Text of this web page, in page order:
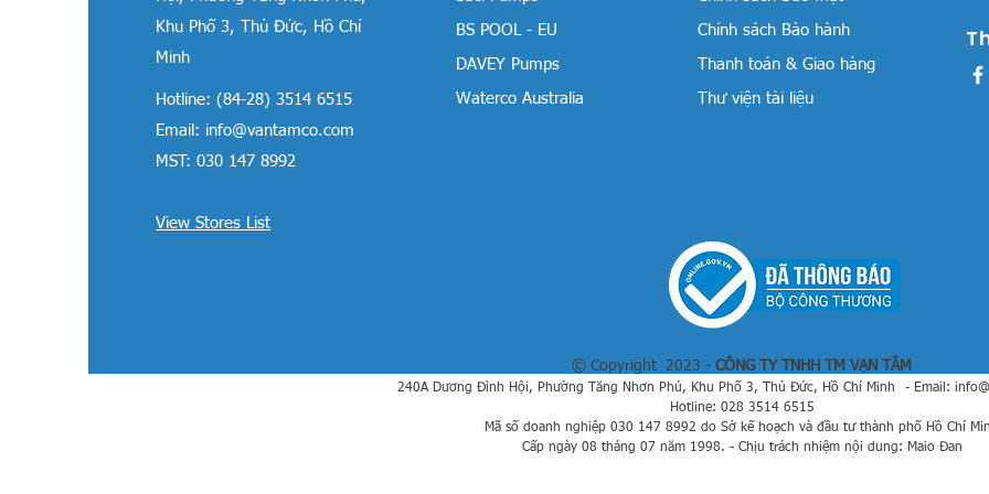
Khu Phố 3, Thủ Đức, Hồ Chí
Minh
Hotline: (84-28) 3514 6515
Email: info@vantamco.com
MST: 030 147 8992
View Stores List
BS POOL - EU
DAVEY Pumps
Waterco Australia
Chính sách Bảo hành
Thanh toán & Giao hàng
Thư viện tài liệu
© Copyright 2023 - CÔNG TY TNHH TM VẠN TÂM
240A Dương Đình Hội, Phường Tăng Nhơn Phú, Khu Phố 3, Thủ Đức, Hồ Chí Minh - Email:
Hotline: 028 3514 6515
Mã số doanh nghiệp 030 147 8992 do Sở kế hoạch và đầu tư thành phố Hồ Chí
Cấp ngày 08 tháng 07 năm 1998. - Chịu trách nhiệm nội dung: Maio Đan